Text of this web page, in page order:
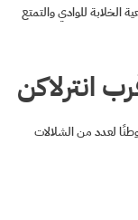
الخلابة للوادي والتمتع
انترلاكن
لعدد من الشلالات